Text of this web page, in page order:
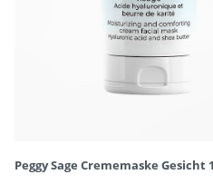
Peggy Sage Crememaske Gesicht